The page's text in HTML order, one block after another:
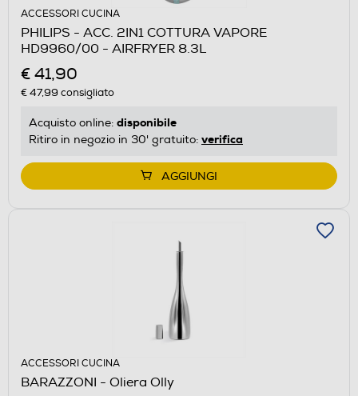
ACCESSORI CUCINA
PHILIPS - ACC. 2IN1 COTTURA VAPORE
HD9960/00 - AIRFRYER 8.3L
€ 41,90
€ 47,99 consigliato
Acquisto online: disponibile
Ritiro in negozio in 30' gratuito: verifica
AGGIUNGI
ACCESSORI CUCINA
BARAZZONI - Oliera Olly